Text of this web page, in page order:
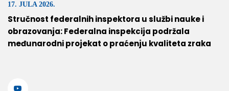
17. JULA 2026.
Stručnost federalnih inspektora u službi nauke i
obrazovanja: Federalna inspekcija podržala
međunarodni projekat o praćenju kvaliteta zraka